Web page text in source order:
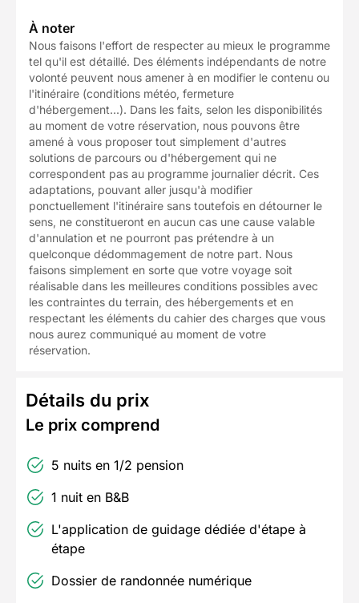
À noter
Nous faisons l'effort de respecter au mieux le programme
tel qu'il est détaillé. Des éléments indépendants de notre
volonté peuvent nous amener à en modifier le contenu ou
l'itinéraire (conditions météo, fermeture
d'hébergement...). Dans les faits, selon les disponibilités
au moment de votre réservation, nous pouvons être
amené à vous proposer tout simplement d'autres
solutions de parcours ou d'hébergement qui ne
correspondent pas au programme journalier décrit. Ces
adaptations, pouvant aller jusqu'à modifier
ponctuellement l'itinéraire sans toutefois en détourner le
sens, ne constitueront en aucun cas une cause valable
d'annulation et ne pourront pas prétendre à un
quelconque dédommagement de notre part. Nous
faisons simplement en sorte que votre voyage soit
réalisable dans les meilleures conditions possibles avec
les contraintes du terrain, des hébergements et en
respectant les éléments du cahier des charges que vous
nous aurez communiqué au moment de votre
réservation.
Détails du prix
Le prix comprend
5 nuits en 1/2 pension
1 nuit en B&B
L'application de guidage dédiée d'étape à
étape
Dossier de randonnée numérique